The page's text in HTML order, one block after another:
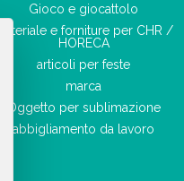
Gioco e giocattolo
Materiale e forniture per CHR /
HORECA
articoli per feste
marca
Oggetto per sublimazione
abbigliamento da lavoro